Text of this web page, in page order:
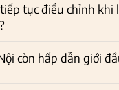
tục điều chỉnh khi
còn hấp dẫn giới